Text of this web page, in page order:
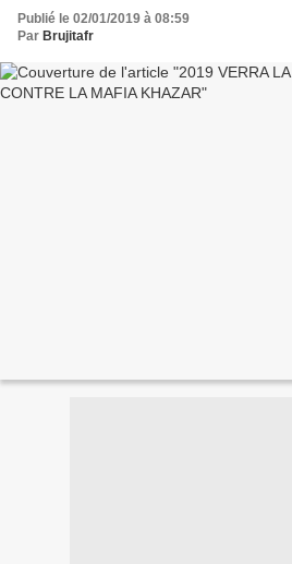
Publié le 02/01/2019 à 08:59
Par Brujitafr